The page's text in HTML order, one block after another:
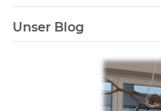
Unser Blog